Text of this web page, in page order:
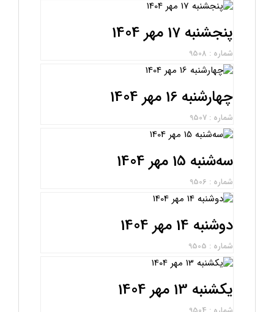
پنجشنبه 17 مهر 1404
شماره : 9508
چهارشنبه 16 مهر 1404
شماره : 9507
سه‌شنبه 15 مهر 1404
شماره : 9506
دوشنبه 14 مهر 1404
شماره : 9505
یکشنبه 13 مهر 1404